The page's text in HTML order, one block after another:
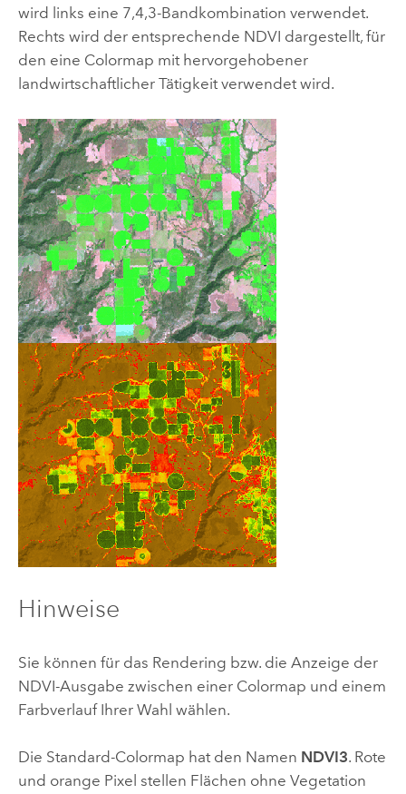
wird links eine 7,4,3-Bandkombination verwendet.
Rechts wird der entsprechende NDVI dargestellt, für
den eine Colormap mit hervorgehobener
landwirtschaftlicher Tätigkeit verwendet wird.
Hinweise
Sie können für das Rendering bzw. die Anzeige der
NDVI-Ausgabe zwischen einer Colormap und einem
Farbverlauf Ihrer Wahl wählen.
Die Standard-Colormap hat den Namen NDVI3. Rote
und orange Pixel stellen Flächen ohne Vegetation